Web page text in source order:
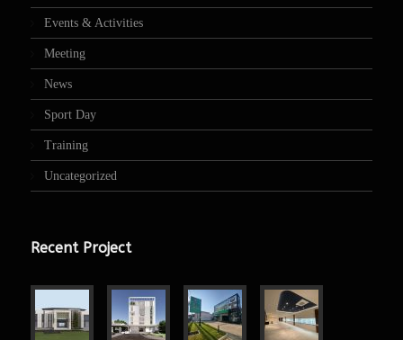
Events & Activities
Meeting
News
Sport Day
Training
Uncategorized
Recent Project